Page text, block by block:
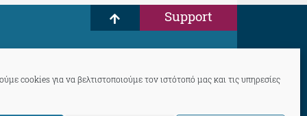
cookies για να βελτιστοποιούμε τον ιστότοπό μας και τις υπηρεσίες
Support